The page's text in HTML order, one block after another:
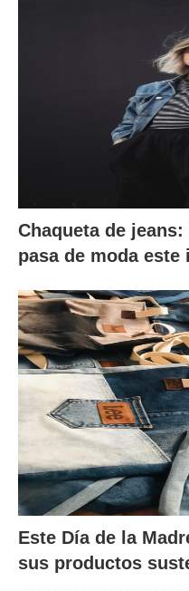
Chaqueta de
pasa de moda este
Este Día de la
sus productos